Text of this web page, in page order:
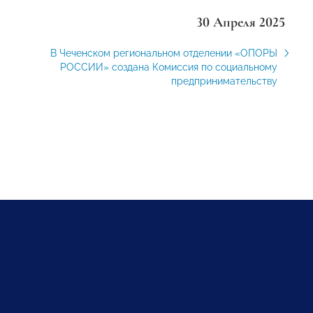
30 Апреля 2025
В Чеченском региональном отделении «ОПОРЫ
РОССИИ» создана Комиссия по социальному
предпринимательству